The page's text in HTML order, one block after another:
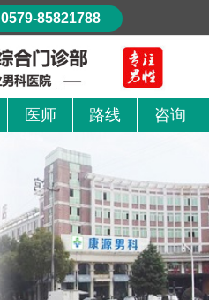
医师 路线 咨询
0579-85821788